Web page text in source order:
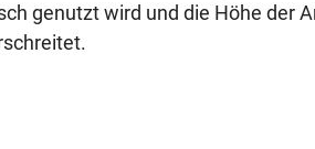
genutzt wird und die Höhe der